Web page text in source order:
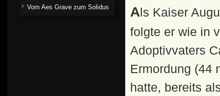
Als Kaiser Augustus sein Bild auf die Münzen setzen ließ,
folgte er wie in
Adoptivvaters
Ermordung (44
hatte, bereits
Vom Aes Grave zum Solidus